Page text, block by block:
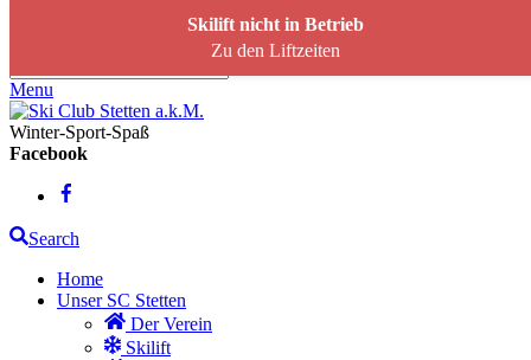
Menu
Winter-Sport-Spaß
Facebook
Search
Home
Unser SC Stetten
Der Verein
Skilift
Skilift nicht in Betrieb
Zu den Liftzeiten